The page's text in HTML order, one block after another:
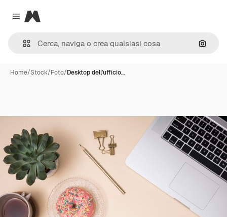
Close menu
Magnific
Cerca
Home/Stock/Foto/Desktop dell'ufficio…